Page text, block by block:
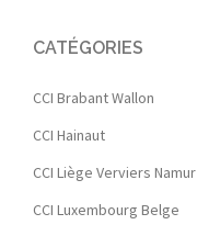
CATÉGORIES
CCI Brabant Wallon
CCI Hainaut
CCI Liège Verviers Namur
CCI Luxembourg Belge